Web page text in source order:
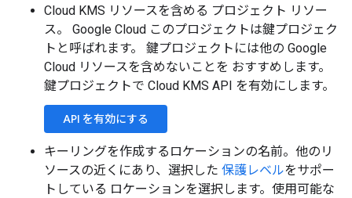
Cloud KMS リソースを含める プロジェクト リソー
ス。 Google Cloud このプロジェクトは鍵プロジェク
トと呼ばれます。 鍵プロジェクトには他の Google
Cloud リソースを含めないことを おすすめします。
鍵プロジェクトで Cloud KMS API を有効にします。
API を有効にする
キーリングを作成するロケーションの名前。他のリ
ソースの近くにあり、選択した 保護レベルをサポー
トしている ロケーションを選択します。使用可能な